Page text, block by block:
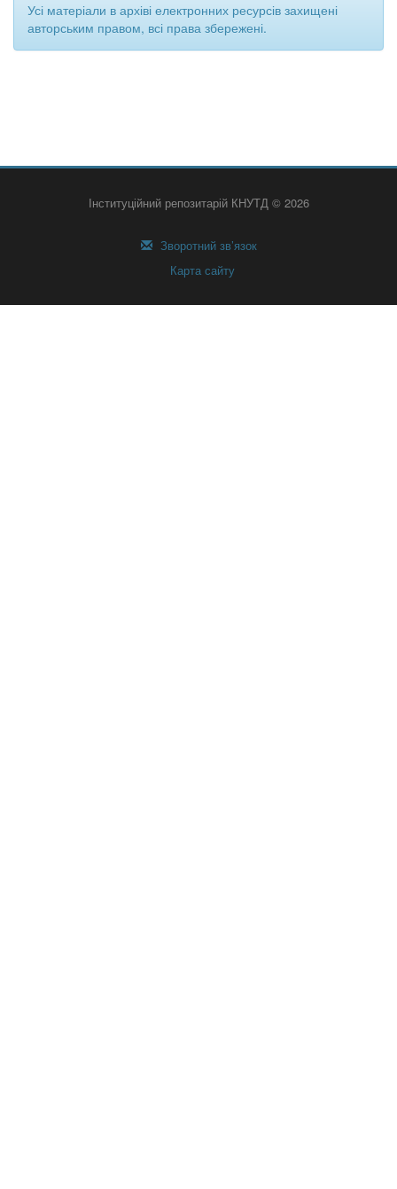
Усі матеріали в архіві електронних ресурсів захищені
авторським правом, всі права збережені.
Інституційний репозитарій КНУТД © 2026
Зворотний зв’язок
Карта сайту